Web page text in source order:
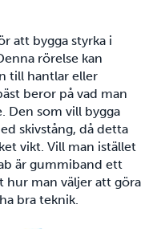
att bygga styrka i
rörelse kan
till hantlar eller
beror på vad man
Den som vill bygga
skivstång, då detta
vikt. Vill man istället
är gummiband ett
hur man väljer att göra
bra teknik.